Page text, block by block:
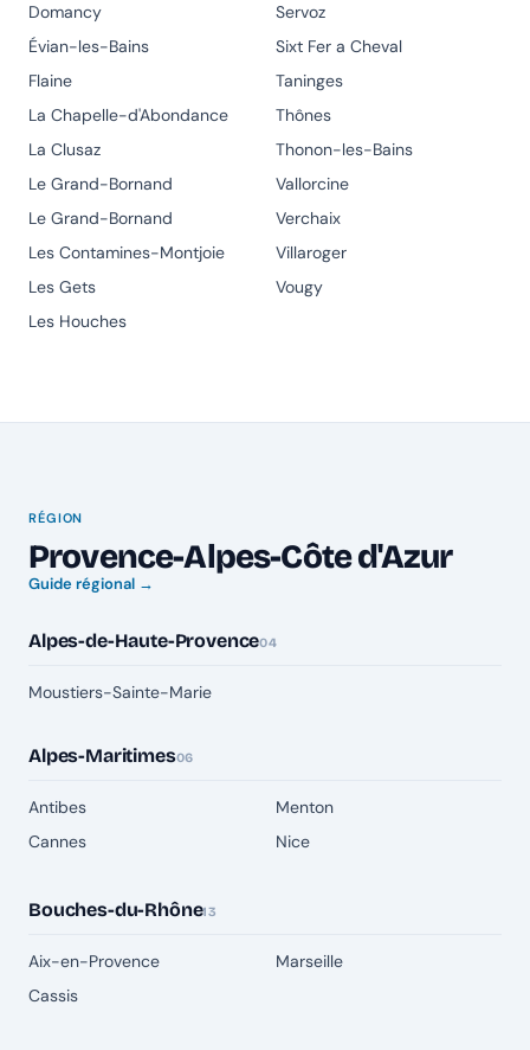
Domancy
Évian-les-Bains
Flaine
La Chapelle-d'Abondance
La Clusaz
Le Grand-Bornand
Le Grand-Bornand
Les Contamines-Montjoie
Les Gets
Les Houches
Servoz
Sixt Fer a Cheval
Taninges
Thônes
Thonon-les-Bains
Vallorcine
Verchaix
Villaroger
Vougy
RÉGION
Provence-Alpes-Côte d'Azur
Guide régional →
Alpes-de-Haute-Provence04
Moustiers-Sainte-Marie
Alpes-Maritimes06
Antibes
Cannes
Menton
Nice
Bouches-du-Rhône13
Aix-en-Provence
Cassis
Marseille